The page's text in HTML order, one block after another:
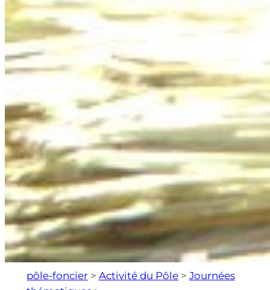
pôle-foncier > Activité du Pôle> Journées